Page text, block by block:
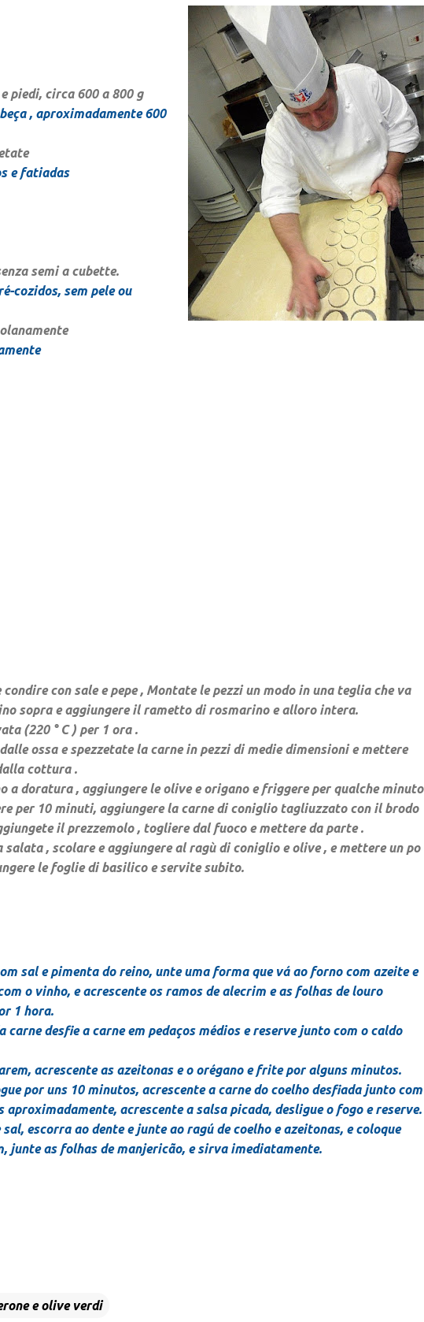
piedi, circa 600 a 800 g
, aproximadamente 600
e fatiadas
semi a cubette.
cozidos, sem pele ou
con sale e pepe , Montate le pezzi un modo in una teglia che va
sopra e aggiungere il rametto di rosmarino e alloro intera.
(220 ° C ) per 1 ora .
ossa e spezzetate la carne in pezzi di medie dimensioni e mettere
cottura .
doratura , aggiungere le olive e origano e friggere per qualche minuto
per 10 minuti, aggiungere la carne di coniglio tagliuzzato con il brodo
il prezzemolo , togliere dal fuoco e mettere da parte .
salata , scolare e aggiungere al ragù di coniglio e olive , e mettere un po
le foglie di basilico e servite subito.
sal e pimenta do reino, unte uma forma que vá ao forno com azeite e
o vinho, e acrescente os ramos de alecrim e as folhas de louro
1 hora.
carne desfie a carne em pedaços médios e reserve junto com o caldo
acrescente as azeitonas e o orégano e frite por alguns minutos.
por uns 10 minutos, acrescente a carne do coelho desfiada junto com
acrescente a salsa picada, desligue o fogo e reserve.
escorra ao dente e junte ao ragú de coelho e azeitonas, e coloque
junte as folhas de manjericão, e sirva imediatamente.
e olive verdi